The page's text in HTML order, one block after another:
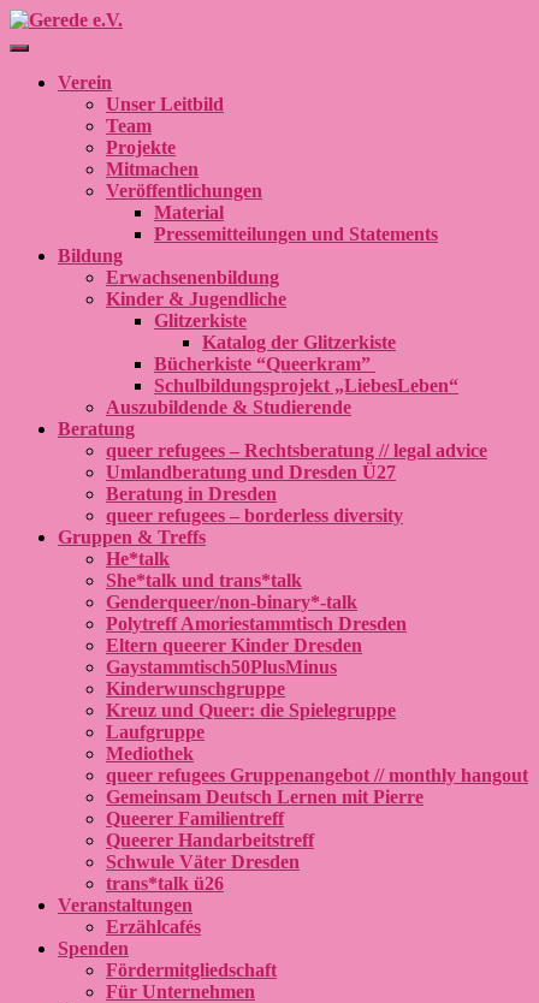
Navigation umschalten
Verein
Unser Leitbild
Team
Projekte
Mitmachen
Veröffentlichungen
Material
Pressemitteilungen und Statements
Bildung
Erwachsenenbildung
Kinder & Jugendliche
Glitzerkiste
Katalog der Glitzerkiste
Bücherkiste “Queerkram”
Schulbildungsprojekt „LiebesLeben“
Auszubildende & Studierende
Beratung
queer refugees – Rechtsberatung // legal advice
Umlandberatung und Dresden Ü27
Beratung in Dresden
queer refugees – borderless diversity
Gruppen & Treffs
He*talk
She*talk und trans*talk
Genderqueer/non-binary*-talk
Polytreff Amoriestammtisch Dresden
Eltern queerer Kinder Dresden
Gaystammtisch50PlusMinus
Kinderwunschgruppe
Kreuz und Queer: die Spielegruppe
Laufgruppe
Mediothek
queer refugees Gruppenangebot // monthly hangout
Gemeinsam Deutsch Lernen mit Pierre
Queerer Familientreff
Queerer Handarbeitstreff
Schwule Väter Dresden
trans*talk ü26
Veranstaltungen
Erzählcafés
Spenden
Fördermitgliedschaft
Für Unternehmen